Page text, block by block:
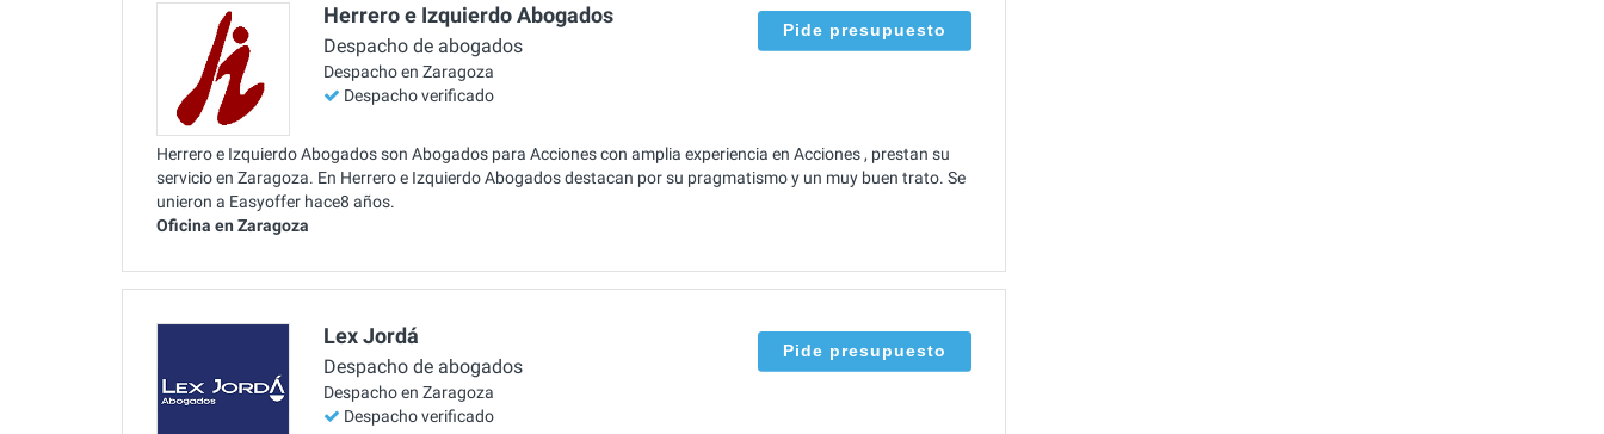
Herrero e Izquierdo Abogados
Despacho de abogados
Despacho en Zaragoza
Despacho verificado
Pide presupuesto
Herrero e Izquierdo Abogados son Abogados para Acciones con amplia experiencia en Acciones , prestan su
servicio en Zaragoza. En Herrero e Izquierdo Abogados destacan por su pragmatismo y un muy buen trato. Se
unieron a Easyoffer hace8 años.
Oficina en Zaragoza
Lex Jordá
Despacho de abogados
Despacho en Zaragoza
Despacho verificado
Pide presupuesto